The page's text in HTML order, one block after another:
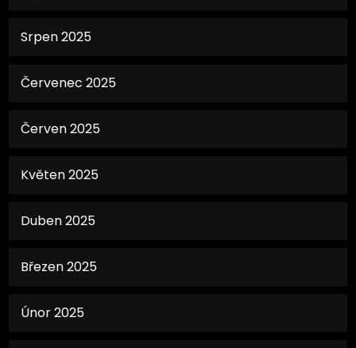
Srpen 2025
Červenec 2025
Červen 2025
Květen 2025
Duben 2025
Březen 2025
Únor 2025